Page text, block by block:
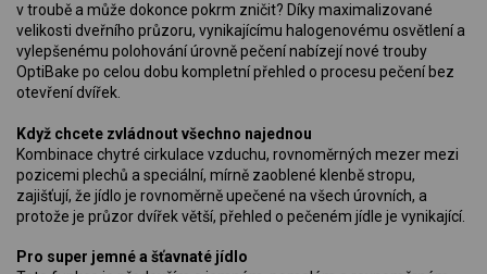
v troubě a může dokonce pokrm zničit? Díky maximalizované
velikosti dveřního průzoru, vynikajícímu halogenovému osvětlení a
vylepšenému polohování úrovně pečení nabízejí nové trouby
OptiBake po celou dobu kompletní přehled o procesu pečení bez
otevření dvířek.
Když chcete zvládnout všechno najednou
Kombinace chytré cirkulace vzduchu, rovnoměrných mezer mezi
pozicemi plechů a speciální, mírně zaoblené klenbě stropu,
zajišťují, že jídlo je rovnoměrně upečené na všech úrovních, a
protože je průzor dvířek větší, přehled o pečeném jídle je vynikající.
Pro super jemné a šťavnaté jídlo